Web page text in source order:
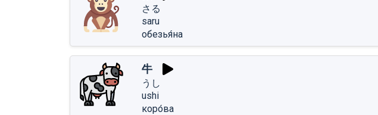
さる
saru
обезья́на
牛
うし
ushi
коро́ва